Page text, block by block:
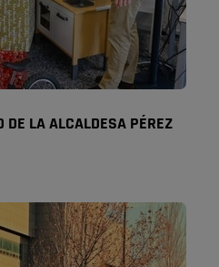
DE LA ALCALDESA PÉREZ